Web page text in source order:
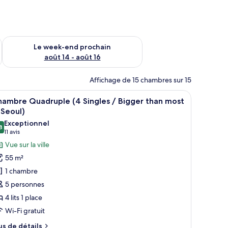
août 7 - août 9
Le week-end prochain
août 14 - août 16
Vérifier la disponibilité pour le week-end prochain août 14 -
Affichage de 15 chambres sur 15
table de chevet avec une lampe, une petite table avec une lampe et une
:
Une chambre d’hôtel équipée d’un lit, d’un
14
Quadruple (4 Singles / Bigger than most
sur 10
Exceptionnel
11 avis
(11 avis)
Vue sur la ville
55 m²
1 chambre
5 personnes
4 lits 1 place
Wi-Fi gratuit
de détails